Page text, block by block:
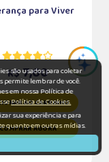
para Viver
R$7,60
AO CARRINHO
COMPRAR AGORA
são usados para coletar
permite lembrar de você.
em nossa Política de
Política de Cookies.
sua experiência e para
quanto em outras mídias.